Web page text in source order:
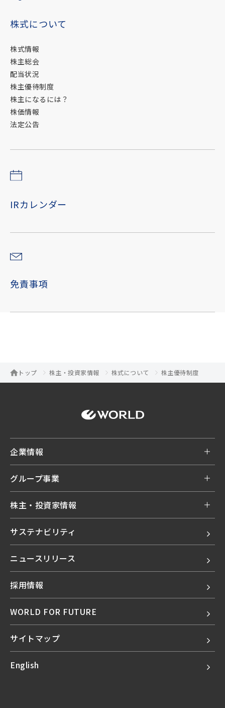
株式について
株式情報
株主総会
配当状況
株主優待制度
株主になるには？
株価情報
法定公告
IRカレンダー
免責事項
トップ 株主・投資家情報 株式について 株主優待制度
企業情報
グループ事業
株主・投資家情報
サステナビリティ
ニュースリリース
採用情報
WORLD FOR FUTURE
サイトマップ
English